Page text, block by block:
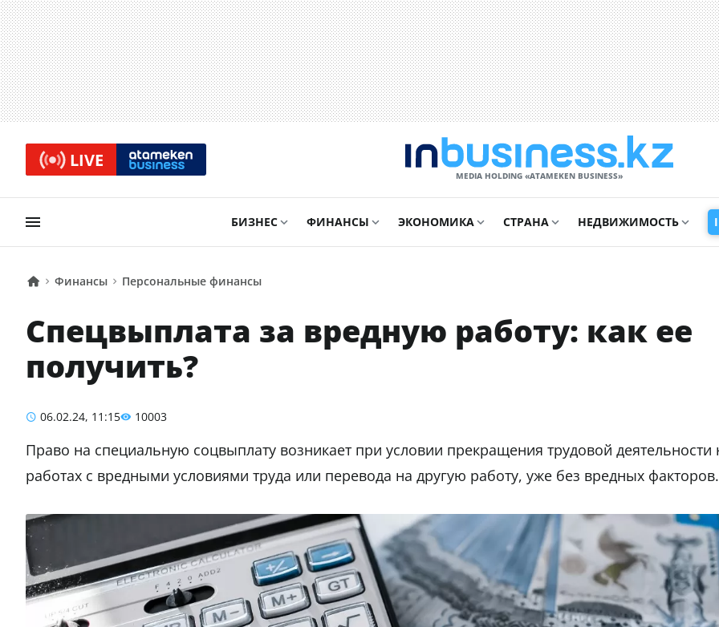
LIVE
MEDIA HOLDING «ATAMEKЕN BUSINESS»
БИЗНЕС ФИНАНСЫ ЭКОНОМИКА СТРАНА НЕДВИЖИМОСТЬ
Финансы Персональные финансы
Спецвыплата за вредную работу: как ее
получить?
06.02.24, 11:15 10003
Право на специальную соцвыплату возникает при условии прекращения трудовой деятельности
работах с вредными условиями труда или перевода на другую работу, уже без вредных факторов.